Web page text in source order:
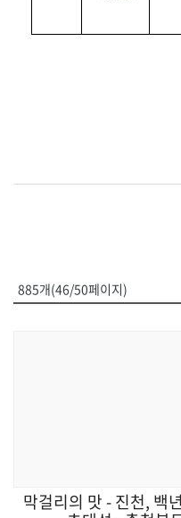
885개(46/50페이지)
막걸리의 맛 - 진천, 백